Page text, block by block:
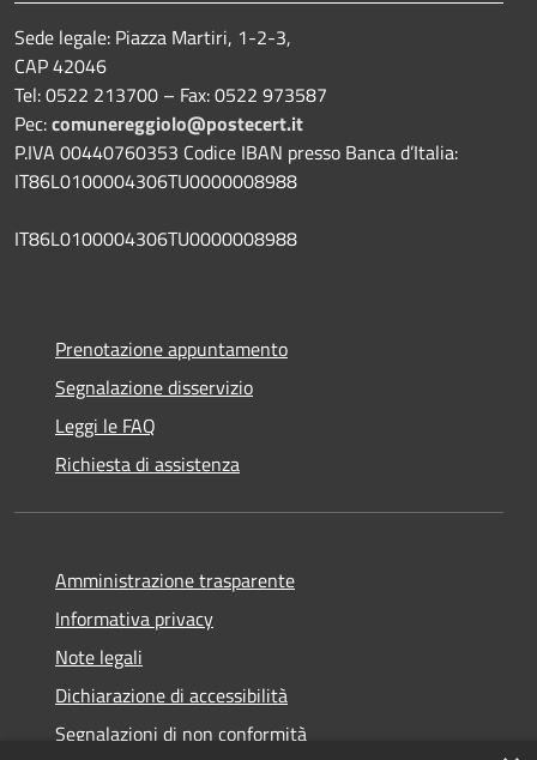
Sede legale: Piazza Martiri, 1-2-3,
CAP 42046
Tel: 0522 213700 – Fax: 0522 973587
Pec:comunereggiolo@postecert.it
P.IVA 00440760353 Codice IBAN presso Banca d’Italia:
IT86L0100004306TU0000008988
IT86L0100004306TU0000008988
Prenotazione appuntamento
Segnalazione disservizio
Leggi le FAQ
Richiesta di assistenza
Amministrazione trasparente
Informativa privacy
Note legali
Dichiarazione di accessibilità
Segnalazioni di non conformità